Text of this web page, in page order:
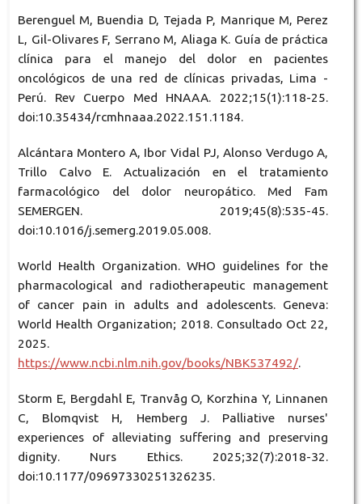
Berenguel M, Buendia D, Tejada P, Manrique M, Perez
L, Gil-Olivares F, Serrano M, Aliaga K. Guía de práctica
clínica para el manejo del dolor en pacientes
oncológicos de una red de clínicas privadas, Lima -
Perú. Rev Cuerpo Med HNAAA. 2022;15(1):118-25.
doi:10.35434/rcmhnaaa.2022.151.1184.
Alcántara Montero A, Ibor Vidal PJ, Alonso Verdugo A,
Trillo Calvo E. Actualización en el tratamiento
farmacológico del dolor neuropático. Med Fam
SEMERGEN. 2019;45(8):535-45.
doi:10.1016/j.semerg.2019.05.008.
World Health Organization. WHO guidelines for the
pharmacological and radiotherapeutic management
of cancer pain in adults and adolescents. Geneva:
World Health Organization; 2018. Consultado Oct 22,
2025.
https://www.ncbi.nlm.nih.gov/books/NBK537492/.
Storm E, Bergdahl E, Tranvåg O, Korzhina Y, Linnanen
C, Blomqvist H, Hemberg J. Palliative nurses'
experiences of alleviating suffering and preserving
dignity. Nurs Ethics. 2025;32(7):2018-32.
doi:10.1177/09697330251326235.